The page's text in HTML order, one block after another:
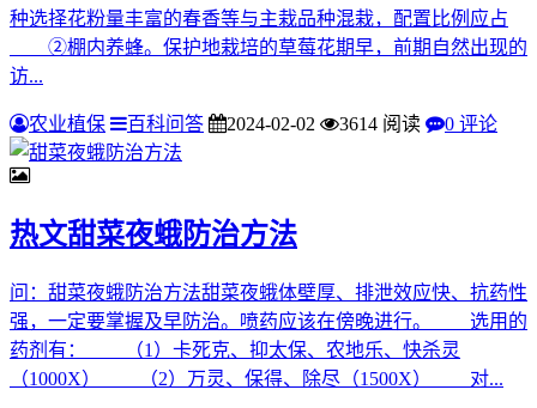
种选择花粉量丰富的春香等与主栽品种混栽，配置比例应占
②棚内养蜂。保护地栽培的草莓花期早，前期自然出现的
访...
农业植保 百科问答 2024-02-02 3614 阅读 0 评论
热文甜菜夜蛾防治方法
问：甜菜夜蛾防治方法甜菜夜蛾体壁厚、排泄效应快、抗药性
强，一定要掌握及早防治。喷药应该在傍晚进行。 选用的
药剂有： （1）卡死克、抑太保、农地乐、快杀灵
（1000X） （2）万灵、保得、除尽（1500X） 对...